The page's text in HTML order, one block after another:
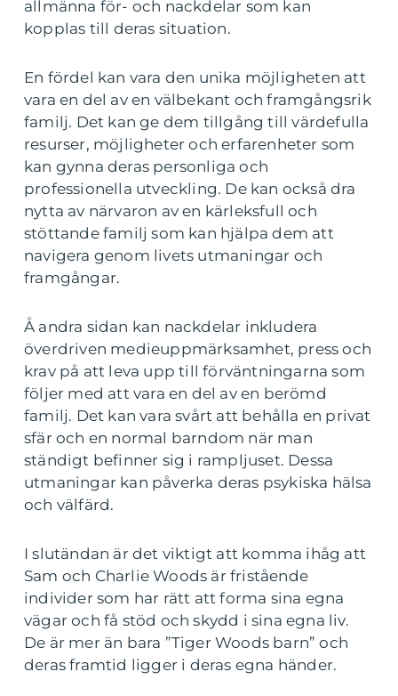
allmänna för- och nackdelar som kan
kopplas till deras situation.
En fördel kan vara den unika möjligheten att
vara en del av en välbekant och framgångsrik
familj. Det kan ge dem tillgång till värdefulla
resurser, möjligheter och erfarenheter som
kan gynna deras personliga och
professionella utveckling. De kan också dra
nytta av närvaron av en kärleksfull och
stöttande familj som kan hjälpa dem att
navigera genom livets utmaningar och
framgångar.
Å andra sidan kan nackdelar inkludera
överdriven medieuppmärksamhet, press och
krav på att leva upp till förväntningarna som
följer med att vara en del av en berömd
familj. Det kan vara svårt att behålla en privat
sfär och en normal barndom när man
ständigt befinner sig i rampljuset. Dessa
utmaningar kan påverka deras psykiska hälsa
och välfärd.
I slutändan är det viktigt att komma ihåg att
Sam och Charlie Woods är fristående
individer som har rätt att forma sina egna
vägar och få stöd och skydd i sina egna liv.
De är mer än bara ”Tiger Woods barn” och
deras framtid ligger i deras egna händer.